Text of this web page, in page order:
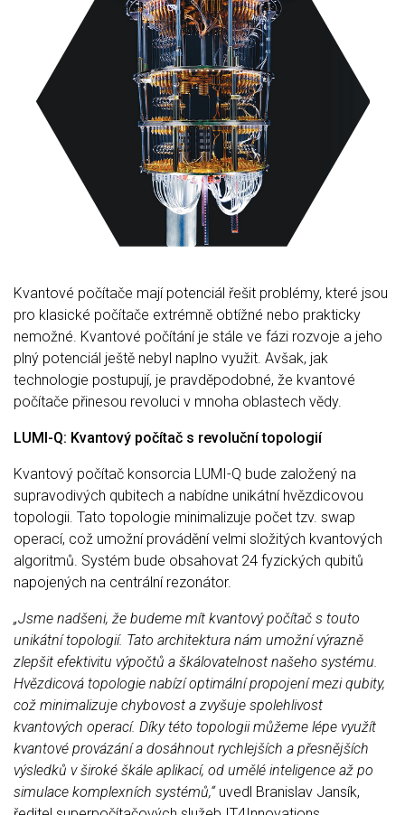
Kvantové počítače mají potenciál řešit problémy, které jsou
pro klasické počítače extrémně obtížné nebo prakticky
nemožné. Kvantové počítání je stále ve fázi rozvoje a jeho
plný potenciál ještě nebyl naplno využit. Avšak, jak
technologie postupují, je pravděpodobné, že kvantové
počítače přinesou revoluci v mnoha oblastech vědy.
LUMI-Q: Kvantový počítač s revoluční topologií
Kvantový počítač konsorcia LUMI-Q bude založený na
supravodivých qubitech a nabídne unikátní hvězdicovou
topologii. Tato topologie minimalizuje počet tzv. swap
operací, což umožní provádění velmi složitých kvantových
algoritmů. Systém bude obsahovat 24 fyzických qubitů
napojených na centrální rezonátor.
„Jsme nadšeni, že budeme mít kvantový počítač s touto
unikátní topologií. Tato architektura nám umožní výrazně
zlepšit efektivitu výpočtů a škálovatelnost našeho systému.
Hvězdicová topologie nabízí optimální propojení mezi qubity,
což minimalizuje chybovost a zvyšuje spolehlivost
kvantových operací. Díky této topologii můžeme lépe využít
kvantové provázání a dosáhnout rychlejších a přesnějších
výsledků v široké škále aplikací, od umělé inteligence až po
simulace komplexních systémů,“ uvedl Branislav Jansík,